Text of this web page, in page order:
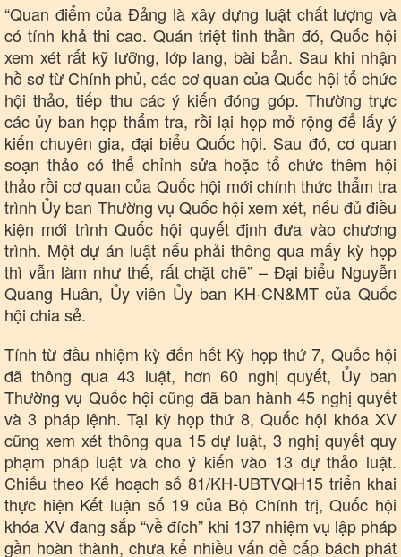
Hậu trường
“Quan điểm của Đảng là xây dựng luật chất lượng và
có tính khả thi cao. Quán triệt tinh thần đó, Quốc hội
xem xét rất kỹ lưỡng, lớp lang, bài bản. Sau khi nhận
hồ sơ từ Chính phủ, các cơ quan của Quốc hội tổ chức
hội thảo, tiếp thu các ý kiến đóng góp. Thường trực
các ủy ban họp thẩm tra, rồi lại họp mở rộng để lấy ý
kiến chuyên gia, đại biểu Quốc hội. Sau đó, cơ quan
soạn thảo có thể chỉnh sửa hoặc tổ chức thêm hội
thảo rồi cơ quan của Quốc hội mới chính thức thẩm tra
trình Ủy ban Thường vụ Quốc hội xem xét, nếu đủ điều
kiện mới trình Quốc hội quyết định đưa vào chương
trình. Một dự án luật nếu phải thông qua mấy kỳ họp
thì vẫn làm như thế, rất chặt chẽ” – Đại biểu Nguyễn
Quang Huân, Ủy viên Ủy ban KH-CN&MT của Quốc
hội chia sẻ.
Tính từ đầu nhiệm kỳ đến hết Kỳ họp thứ 7, Quốc hội
đã thông qua 43 luật, hơn 60 nghị quyết, Ủy ban
Thường vụ Quốc hội cũng đã ban hành 45 nghị quyết
và 3 pháp lệnh. Tại kỳ họp thứ 8, Quốc hội khóa XV
cũng xem xét thông qua 15 dự luật, 3 nghị quyết quy
phạm pháp luật và cho ý kiến vào 13 dự thảo luật.
Chiếu theo Kế hoạch số 81/KH-UBTVQH15 triển khai
thực hiện Kết luận số 19 của Bộ Chính trị, Quốc hội
khóa XV đang sắp “về đích” khi 137 nhiệm vụ lập pháp
gần hoàn thành, chưa kể nhiều vấn đề cấp bách phát